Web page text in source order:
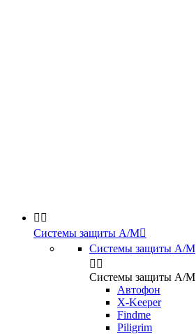
 
Системы защиты А/М
Системы защиты А/М
 
Системы защиты А/М
Автофон
X-Keeper
Findme
Piligrim